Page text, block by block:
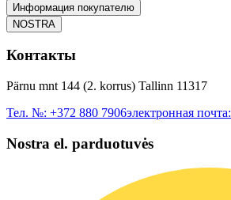
Информация покупателю
NOSTRA
Контакты
Pärnu mnt 144 (2. korrus) Tallinn 11317
Тел. №: +372 880 7906электронная почта:
Nostra el. parduotuvės